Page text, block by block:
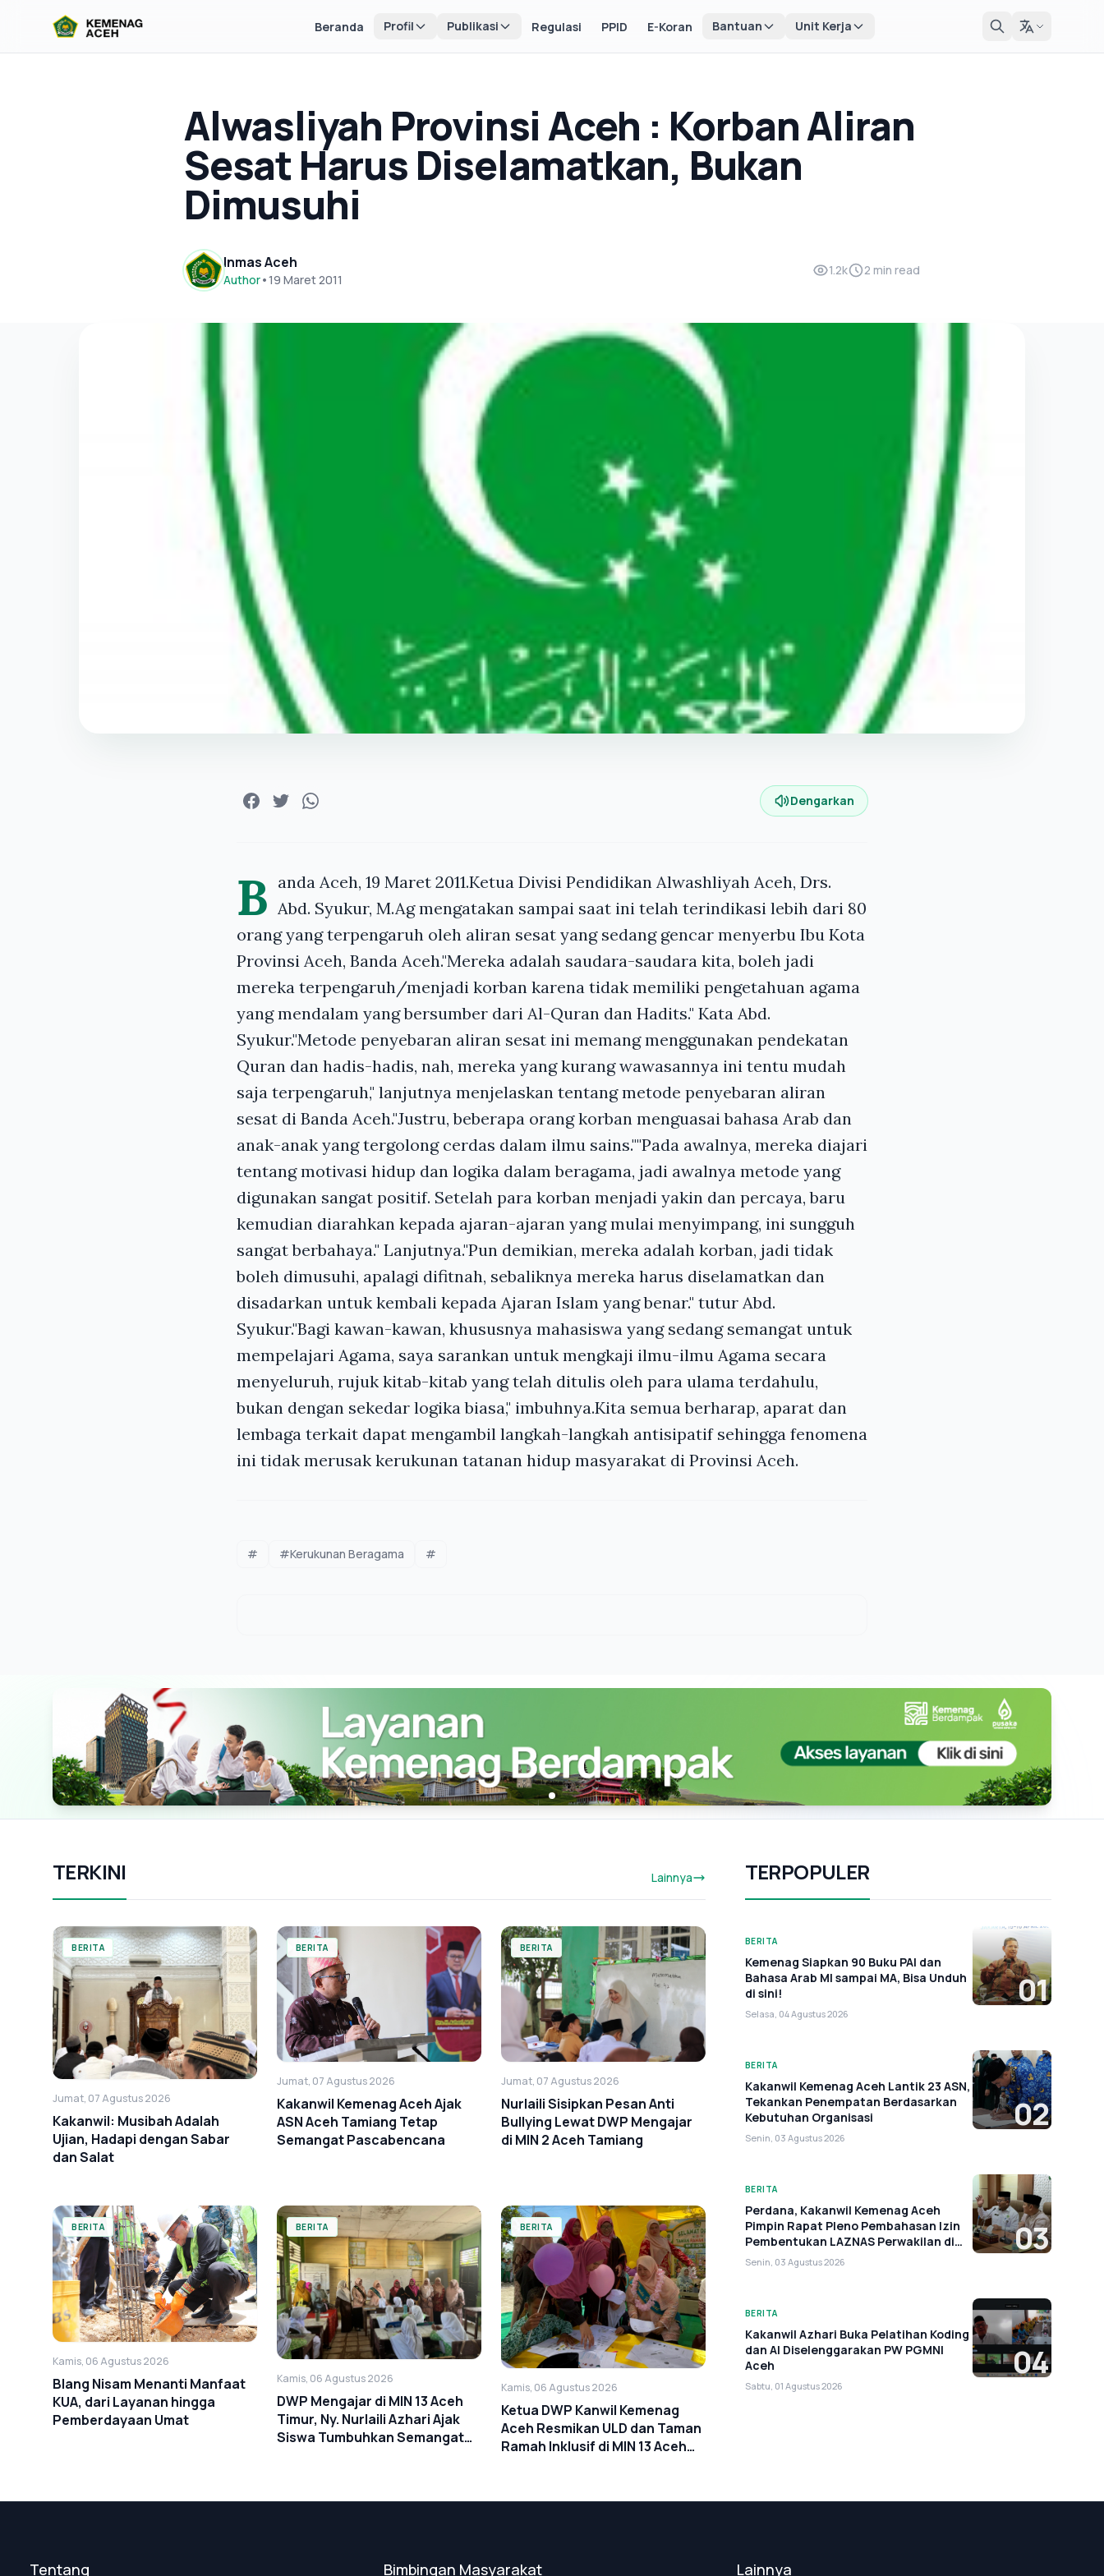
Beranda Profil Publikasi Regulasi PPID E-Koran Bantuan Unit Kerja
Alwasliyah Provinsi Aceh : Korban Aliran
Sesat Harus Diselamatkan, Bukan
Dimusuhi
Inmas Aceh
Author•19 Maret 2011
1.2k 2 min read
Dengarkan
B anda Aceh, 19 Maret 2011.Ketua Divisi Pendidikan Alwashliyah Aceh, Drs.
Abd. Syukur, M.Ag mengatakan sampai saat ini telah terindikasi lebih dari 80
orang yang terpengaruh oleh aliran sesat yang sedang gencar menyerbu Ibu Kota
Provinsi Aceh, Banda Aceh."Mereka adalah saudara-saudara kita, boleh jadi
mereka terpengaruh/menjadi korban karena tidak memiliki pengetahuan agama
yang mendalam yang bersumber dari Al-Quran dan Hadits." Kata Abd.
Syukur."Metode penyebaran aliran sesat ini memang menggunakan pendekatan
Quran dan hadis-hadis, nah, mereka yang kurang wawasannya ini tentu mudah
saja terpengaruh," lanjutnya menjelaskan tentang metode penyebaran aliran
sesat di Banda Aceh."Justru, beberapa orang korban menguasai bahasa Arab dan
anak-anak yang tergolong cerdas dalam ilmu sains.""Pada awalnya, mereka diajari
tentang motivasi hidup dan logika dalam beragama, jadi awalnya metode yang
digunakan sangat positif. Setelah para korban menjadi yakin dan percaya, baru
kemudian diarahkan kepada ajaran-ajaran yang mulai menyimpang, ini sungguh
sangat berbahaya." Lanjutnya."Pun demikian, mereka adalah korban, jadi tidak
boleh dimusuhi, apalagi difitnah, sebaliknya mereka harus diselamatkan dan
disadarkan untuk kembali kepada Ajaran Islam yang benar." tutur Abd.
Syukur."Bagi kawan-kawan, khususnya mahasiswa yang sedang semangat untuk
mempelajari Agama, saya sarankan untuk mengkaji ilmu-ilmu Agama secara
menyeluruh, rujuk kitab-kitab yang telah ditulis oleh para ulama terdahulu,
bukan dengan sekedar logika biasa," imbuhnya.Kita semua berharap, aparat dan
lembaga terkait dapat mengambil langkah-langkah antisipatif sehingga fenomena
ini tidak merusak kerukunan tatanan hidup masyarakat di Provinsi Aceh.
# #Kerukunan Beragama #
TERKINI Lainnya
BERITA
Jumat, 07 Agustus 2026
Kakanwil: Musibah Adalah
Ujian, Hadapi dengan Sabar
dan Salat
BERITA
Jumat, 07 Agustus 2026
Kakanwil Kemenag Aceh Ajak
ASN Aceh Tamiang Tetap
Semangat Pascabencana
BERITA
Jumat, 07 Agustus 2026
Nurlaili Sisipkan Pesan Anti
Bullying Lewat DWP Mengajar
di MIN 2 Aceh Tamiang
BERITA
Kamis, 06 Agustus 2026
Blang Nisam Menanti Manfaat
KUA, dari Layanan hingga
Pemberdayaan Umat
BERITA
Kamis, 06 Agustus 2026
DWP Mengajar di MIN 13 Aceh
Timur, Ny. Nurlaili Azhari Ajak
Siswa Tumbuhkan Semangat
BERITA
Kamis, 06 Agustus 2026
Ketua DWP Kanwil Kemenag
Aceh Resmikan ULD dan Taman
Ramah Inklusif di MIN 13 Aceh
TERPOPULER
BERITA
Kemenag Siapkan 90 Buku PAI dan
Bahasa Arab MI sampai MA, Bisa Unduh
di sini!
Selasa, 04 Agustus 2026
01
BERITA
Kakanwil Kemenag Aceh Lantik 23 ASN,
Tekankan Penempatan Berdasarkan
Kebutuhan Organisasi
Senin, 03 Agustus 2026
02
BERITA
Perdana, Kakanwil Kemenag Aceh
Pimpin Rapat Pleno Pembahasan Izin
Pembentukan LAZNAS Perwakilan di
Aceh
Senin, 03 Agustus 2026
03
BERITA
Kakanwil Azhari Buka Pelatihan Koding
dan AI Diselenggarakan PW PGMNI
Aceh
Sabtu, 01 Agustus 2026
04
Tentang Bimbingan Masyarakat Lainnya